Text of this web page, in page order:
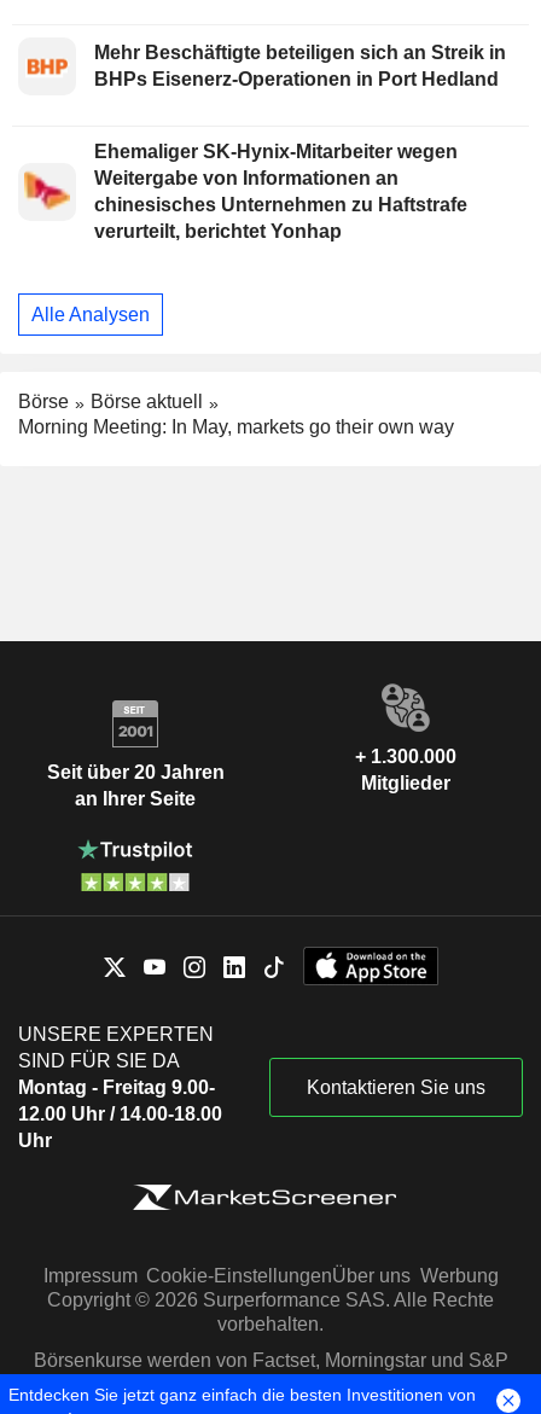
Mehr Beschäftigte beteiligen sich an Streik in
BHPs Eisenerz-Operationen in Port Hedland
Ehemaliger SK-Hynix-Mitarbeiter wegen
Weitergabe von Informationen an
chinesisches Unternehmen zu Haftstrafe
verurteilt, berichtet Yonhap
Alle Analysen
Börse
Börse aktuell
Morning Meeting: In May, markets go their own way
Seit über 20 Jahren
an Ihrer Seite
+ 1.300.000
Mitglieder
UNSERE EXPERTEN
SIND FÜR SIE DA
Montag - Freitag 9.00-
12.00 Uhr / 14.00-18.00
Uhr
Kontaktieren Sie uns
Impressum Cookie-EinstellungenÜber uns Werbung
Copyright © 2026 Surperformance SAS. Alle Rechte
vorbehalten.
Börsenkurse werden von Factset, Morningstar und S&P
Capital IQ zur Verfügung gestellt
Entdecken Sie jetzt ganz einfach die besten Investitionen von